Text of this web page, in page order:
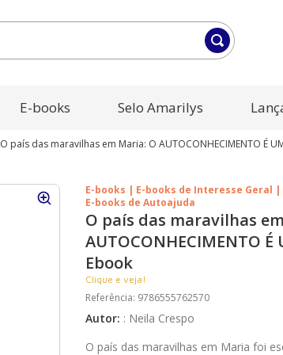
E-books Selo Amarilys
O país das maravilhas em Maria: O AUTOCONHECIMENTO É
E-books | E-books de Interesse Geral |
E-books de Autoajuda
O país das maravilhas
AUTOCONHECIMENTO É
Ebook
Clique e veja!
Referência: 9786555762570
Autor: : Neila Crespo
O país das maravilhas em Maria foi